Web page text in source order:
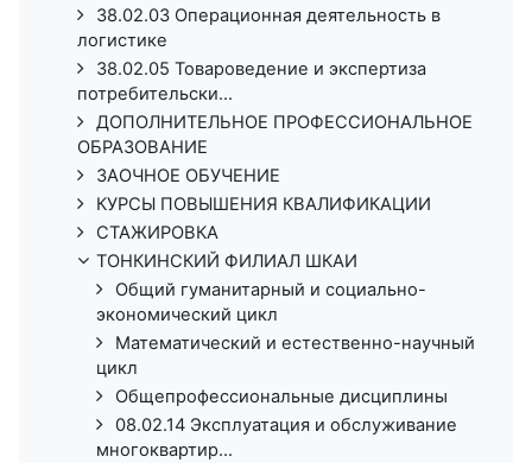
38.02.03 Операционная деятельность в
логистике
38.02.05 Товароведение и экспертиза
потребительски...
ДОПОЛНИТЕЛЬНОЕ ПРОФЕССИОНАЛЬНОЕ
ОБРАЗОВАНИЕ
ЗАОЧНОЕ ОБУЧЕНИЕ
КУРСЫ ПОВЫШЕНИЯ КВАЛИФИКАЦИИ
СТАЖИРОВКА
ТОНКИНСКИЙ ФИЛИАЛ ШКАИ
Общий гуманитарный и социально-
экономический цикл
Математический и естественно-научный
цикл
Общепрофессиональные дисциплины
08.02.14 Эксплуатация и обслуживание
многоквартир...